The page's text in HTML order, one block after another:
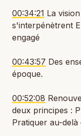
00:34:21 La
s'interpénètrent
engagé
00:43:57 Des
époque.
00:52:08
deux principes :
Pratiquer au-delà